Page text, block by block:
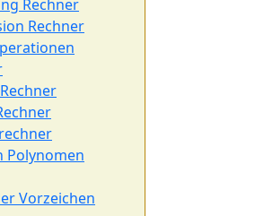
Rechner
Rechner
Polynomen
Vorzeichen